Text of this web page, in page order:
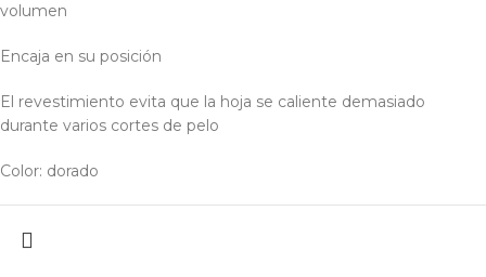
volumen
Encaja en su posición
El revestimiento evita que la hoja se caliente demasiado
durante varios cortes de pelo
Color: dorado